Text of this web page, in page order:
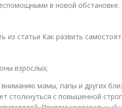
в новой обстановке.
из статьи Как развить
взрослых;
мамы, папы и других
столкнуться с повышенной